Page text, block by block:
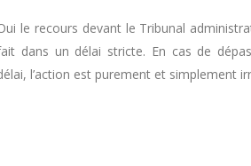
le recours devant le Tribunal
dans un délai stricte. En cas de
l’action est purement et simplement